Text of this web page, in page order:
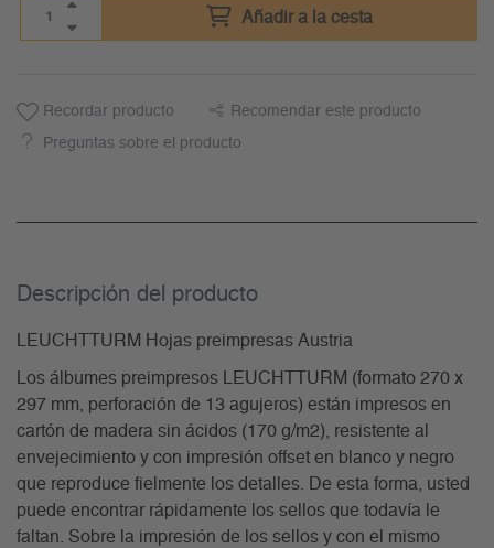
Añadir a la cesta
Recordar producto Recomendar este producto
Preguntas sobre el producto
Descripción del producto
LEUCHTTURM Hojas preimpresas Austria
Los álbumes preimpresos LEUCHTTURM (formato 270 x
297 mm, perforación de 13 agujeros) están impresos en
cartón de madera sin ácidos (170 g/m2), resistente al
envejecimiento y con impresión offset en blanco y negro
que reproduce fielmente los detalles. De esta forma, usted
puede encontrar rápidamente los sellos que todavía le
faltan. Sobre la impresión de los sellos y con el mismo